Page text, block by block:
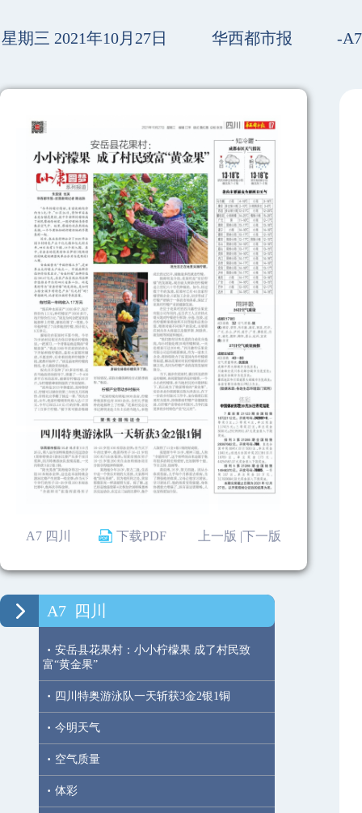
星期三 2021年10月27日 华西都市报 -
A7 四川 下载PDF 下一版
上一版 |
A7 四川
· 安岳县花果村：小小柠檬果 成了村民致
富“黄金果”
· 四川特奥游泳队一天斩获3金2银1铜
· 今明天气
· 空气质量
· 体彩